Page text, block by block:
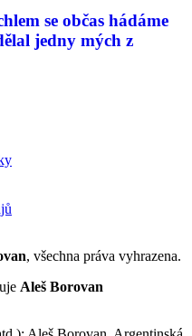
se občas hádáme
jedny mých z
, všechna práva vyhrazena.
Aleš Borovan